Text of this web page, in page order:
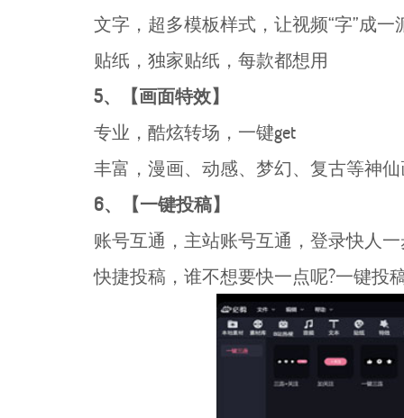
文字，超多模板样式，让视频“字”成一
贴纸，独家贴纸，每款都想用
5、【画面特效】
专业，酷炫转场，一键get
丰富，漫画、动感、梦幻、复古等神
6、【一键投稿】
账号互通，主站账号互通，登录快人
快捷投稿，谁不想要快一点呢?一键投